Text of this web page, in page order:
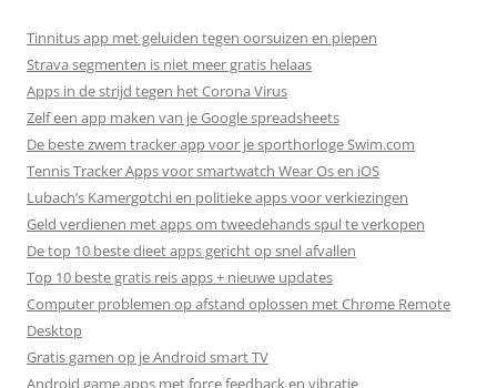
Tinnitus app met geluiden tegen oorsuizen en piepen
Strava segmenten is niet meer gratis helaas
Apps in de strijd tegen het Corona Virus
Zelf een app maken van je Google spreadsheets
De beste zwem tracker app voor je sporthorloge Swim.com
Tennis Tracker Apps voor smartwatch Wear Os en iOS
Lubach’s Kamergotchi en politieke apps voor verkiezingen
Geld verdienen met apps om tweedehands spul te verkopen
De top 10 beste dieet apps gericht op snel afvallen
Top 10 beste gratis reis apps + nieuwe updates
Computer problemen op afstand oplossen met Chrome Remote
Desktop
Gratis gamen op je Android smart TV
Android game apps met force feedback en vibratie